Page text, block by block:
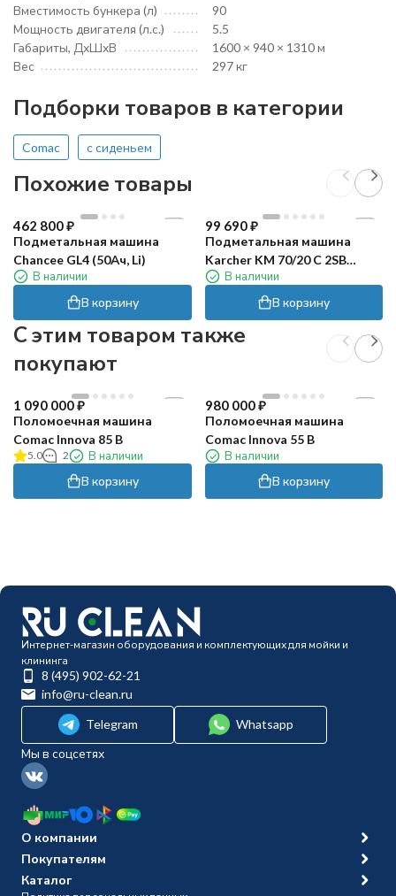
Вместимость бункера (л)
90
Мощность двигателя (л.с.)
5.5
Габариты, ДхШхВ
1600 × 940 × 1310 м
Вес
297 кг
Подборки товаров в категории
Comac с сиденьем
Похожие товары
462 800₽
Подметальная машина
Chancee GL4 (50Ач, Li)
В наличии
В корзину
99 690₽
Подметальная машина
Karcher KM 70/20 C 2SB
RETAILВ наличии
В корзину
C этим товаром также
покупают
1 090 000₽
Поломоечная машина
Comac Innova 85 B
5.0 2 В наличии
В корзину
980 000₽
Поломоечная машина
Comac Innova 55 B
В наличии
В корзину
Интернет-магазин оборудования и комплектующих для мойки и
клининга
8 (495) 902-62-21
info@ru-clean.ru
Telegram
Whatsapp
Мы в соцсетях
О компании
Покупателям
Каталог